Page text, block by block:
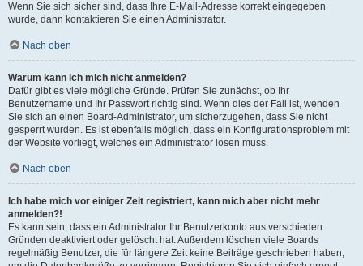
Wenn Sie sich sicher sind, dass Ihre E-Mail-Adresse korrekt eingegeben
wurde, dann kontaktieren Sie einen Administrator.
Nach oben
Warum kann ich mich nicht anmelden?
Dafür gibt es viele mögliche Gründe. Prüfen Sie zunächst, ob Ihr
Benutzername und Ihr Passwort richtig sind. Wenn dies der Fall ist, wenden
Sie sich an einen Board-Administrator, um sicherzugehen, dass Sie nicht
gesperrt wurden. Es ist ebenfalls möglich, dass ein Konfigurationsproblem mit
der Website vorliegt, welches ein Administrator lösen muss.
Nach oben
Ich habe mich vor einiger Zeit registriert, kann mich aber nicht mehr
anmelden?!
Es kann sein, dass ein Administrator Ihr Benutzerkonto aus verschieden
Gründen deaktiviert oder gelöscht hat. Außerdem löschen viele Boards
regelmäßig Benutzer, die für längere Zeit keine Beiträge geschrieben haben,